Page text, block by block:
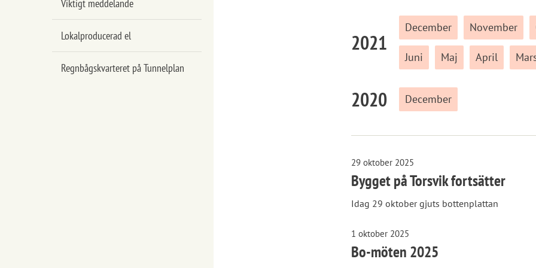
Viktigt meddelande
Lokalproducerad el
Regnbågskvarteret på Tunnelplan
2021
December November
Juni Maj April
2020 December
29 oktober 2025
Bygget på Torsvik fortsätter
Idag 29 oktober gjuts bottenplattan
1 oktober 2025
Bo-möten 2025